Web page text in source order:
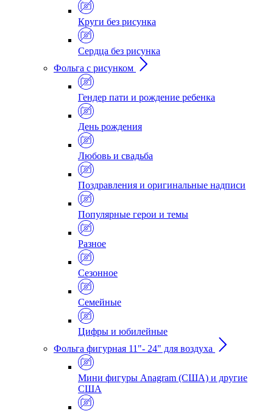
Круги без рисунка
Сердца без рисунка
Фольга с рисунком
Гендер пати и рождение ребенка
День рождения
Любовь и свадьба
Поздравления и оригинальные надписи
Популярные герои и темы
Разное
Сезонное
Семейные
Цифры и юбилейные
Фольга фигурная 11"- 24" для воздуха
Мини фигуры Anagram (США) и другие
США